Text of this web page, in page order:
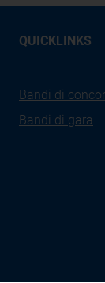
QUICKLINKS
Bandi di
Bandi di gara